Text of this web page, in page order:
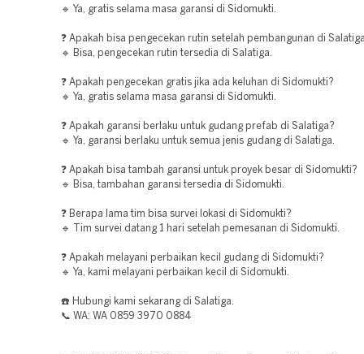
🔹 Ya, gratis selama masa garansi di Sidomukti.
❓ Apakah bisa pengecekan rutin setelah pembangunan di
🔹 Bisa, pengecekan rutin tersedia di Salatiga.
❓ Apakah pengecekan gratis jika ada keluhan di Sidomukti?
🔹 Ya, gratis selama masa garansi di Sidomukti.
❓ Apakah garansi berlaku untuk gudang prefab di Salatiga?
🔹 Ya, garansi berlaku untuk semua jenis gudang di Salatiga.
❓ Apakah bisa tambah garansi untuk proyek besar di Sidomukti?
🔹 Bisa, tambahan garansi tersedia di Sidomukti.
❓ Berapa lama tim bisa survei lokasi di Sidomukti?
🔹 Tim survei datang 1 hari setelah pemesanan di Sidomukti.
❓ Apakah melayani perbaikan kecil gudang di Sidomukti?
🔹 Ya, kami melayani perbaikan kecil di Sidomukti.
☎️ Hubungi kami sekarang di Salatiga.
📞 WA: WA 0859 3970 0884